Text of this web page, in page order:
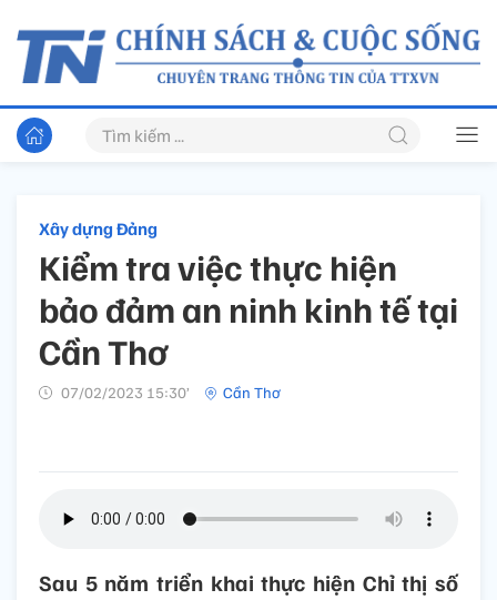
Xây dựng Đảng
Kiểm tra việc thực hiện
bảo đảm an ninh kinh tế tại
Cần Thơ
07/02/2023 15:30’ Cần Thơ
Sau 5 năm triển khai thực hiện Chỉ thị số